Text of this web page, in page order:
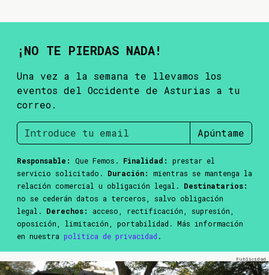
¡NO TE PIERDAS NADA!
Una vez a la semana te llevamos los
eventos del Occidente de Asturias a tu
correo.
Apúntame
Responsable: Que Femos. Finalidad:
prestar el
servicio solicitado. Duración:
mientras se mantenga la
relación comercial u obligación legal. Destinatarios:
no se cederán datos a terceros, salvo obligación
legal. Derechos:
acceso, rectificación, supresión,
oposición, limitación, portabilidad. Más información
en nuestra política de privacidad .